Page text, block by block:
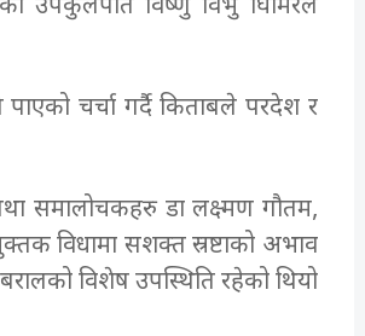
उपकुलपति विष्णु विभु घिमिरेले
चर्चा गर्दै किताबले परदेश र
समालोचकहरु डा लक्ष्मण गौतम,
विधामा सशक्त स्रष्टाको अभाव
विशेष उपस्थिति रहेको थियो